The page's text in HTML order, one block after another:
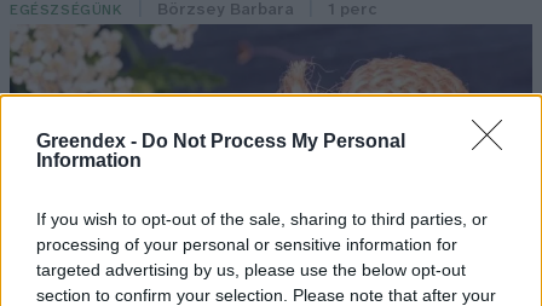
Greendex - Do Not Process My Personal
Information
If you wish to opt-out of the sale, sharing to third parties, or
processing of your personal or sensitive information for
targeted advertising by us, please use the below opt-out
section to confirm your selection. Please note that after your
EGÉSZSÉGÜNK Börzsey Barbara 1 perc